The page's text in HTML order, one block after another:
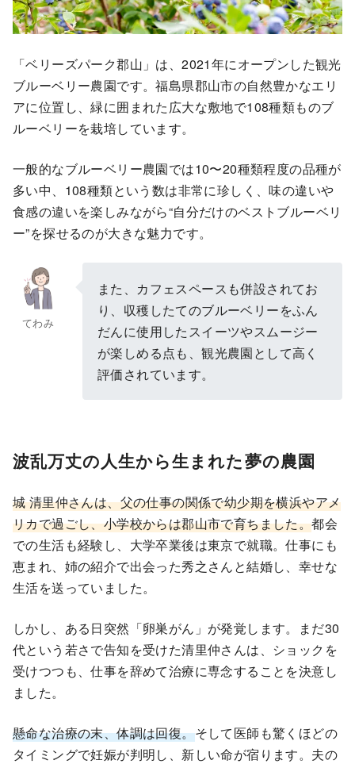
「ベリーズパーク郡山」は、2021年にオープンした観光
ブルーベリー農園です。福島県郡山市の自然豊かなエリ
アに位置し、緑に囲まれた広大な敷地で108種類ものブ
ルーベリーを栽培しています。
一般的なブルーベリー農園では10〜20種類程度の品種が
多い中、108種類という数は非常に珍しく、味の違いや
食感の違いを楽しみながら“自分だけのベストブルーベリ
ー”を探せるのが大きな魅力です。
てわみ
また、カフェスペースも併設されてお
り、収穫したてのブルーベリーをふん
だんに使用したスイーツやスムージー
が楽しめる点も、観光農園として高く
評価されています。
波乱万丈の人生から生まれた夢の農園
城 清里仲さんは、父の仕事の関係で幼少期を横浜やアメ
リカで過ごし、小学校からは郡山市で育ちました。都会
での生活も経験し、大学卒業後は東京で就職。仕事にも
恵まれ、姉の紹介で出会った秀之さんと結婚し、幸せな
生活を送っていました。
しかし、ある日突然「卵巣がん」が発覚します。まだ30
代という若さで告知を受けた清里仲さんは、ショックを
受けつつも、仕事を辞めて治療に専念することを決意し
ました。
懸命な治療の末、体調は回復。そして医師も驚くほどの
タイミングで妊娠が判明し、新しい命が宿ります。夫の